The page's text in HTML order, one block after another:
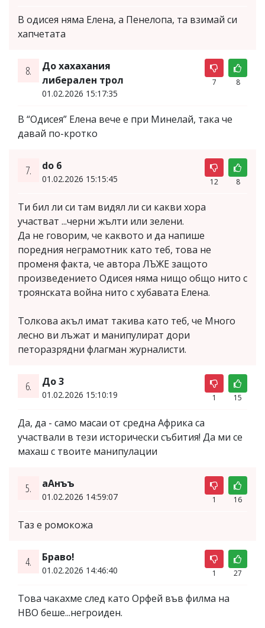
В одисея няма Елена, а Пенелопа, та взимай си
хапчетата
8.
До хахахания
либерален трол
01.02.2026 15:17:35
7 8
В “Одисея” Елена вече е при Минелай, така че
давай по-кротко
7. do 6
01.02.2026 15:15:45 12 8
Ти бил ли си там видял ли си какви хора
участват ...черни жълти или зелени.
Да не говорим, че каквото и да напише
поредния неграмотник като теб, това не
променя факта, че автора ЛЪЖЕ защото
произведението Одисея няма нищо общо нито с
троянската война нито с хубавата Елена.
Толкова акъл имат такива като теб, че Много
лесно ви лъжат и манипулират дори
петоразрядни флагман журналисти.
6. До 3
01.02.2026 15:10:19 1 15
Да, да - само масаи от средна Африка са
участвали в тези исторически събития! Да ми се
махаш с твоите манипулации
5. аАнъъ
01.02.2026 14:59:07 1 16
Таз е ромокожа
4. Браво!
01.02.2026 14:46:40 1 27
Това чакахме след като Орфей във филма на
HBO беше...негроиден.